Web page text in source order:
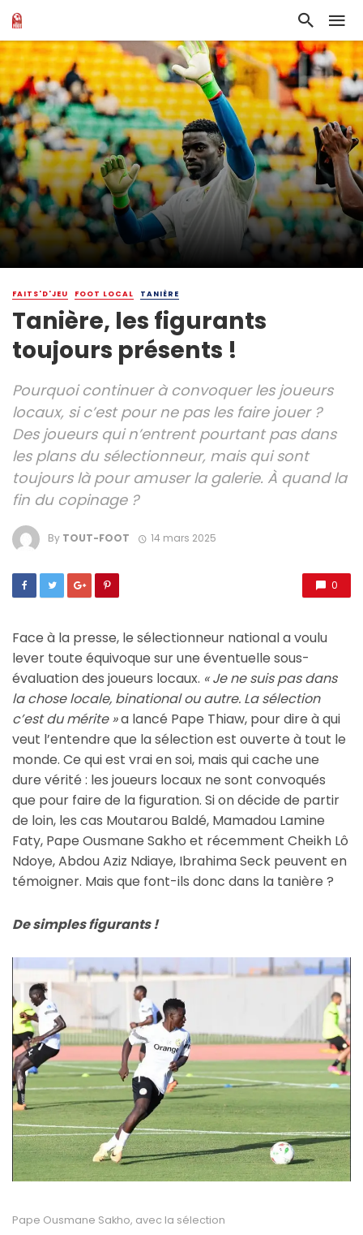
FAITS'D'JEU FOOT LOCAL TANIÈRE
Tanière, les figurants
toujours présents !
Pourquoi continuer à convoquer les joueurs
locaux, si c’est pour ne pas les faire jouer ?
Des joueurs qui n’entrent pourtant pas dans
les plans du sélectionneur, mais qui sont
toujours là pour amuser la galerie. À quand la
fin du copinage ?
By TOUT-FOOT 14 mars 2025
0
Face à la presse, le sélectionneur national a voulu
lever toute équivoque sur une éventuelle sous-
évaluation des joueurs locaux. « Je ne suis pas dans
la chose locale, binational ou autre. La sélection
c’est du mérite »a lancé Pape Thiaw, pour dire à qui
veut l’entendre que la sélection est ouverte à tout le
monde. Ce qui est vrai en soi, mais qui cache une
dure vérité : les joueurs locaux ne sont convoqués
que pour faire de la figuration. Si on décide de partir
de loin, les cas Moutarou Baldé, Mamadou Lamine
Faty, Pape Ousmane Sakho et récemment Cheikh Lô
Ndoye, Abdou Aziz Ndiaye, Ibrahima Seck peuvent en
témoigner. Mais que font-ils donc dans la tanière ?
De simples figurants !
Pape Ousmane Sakho, avec la sélection